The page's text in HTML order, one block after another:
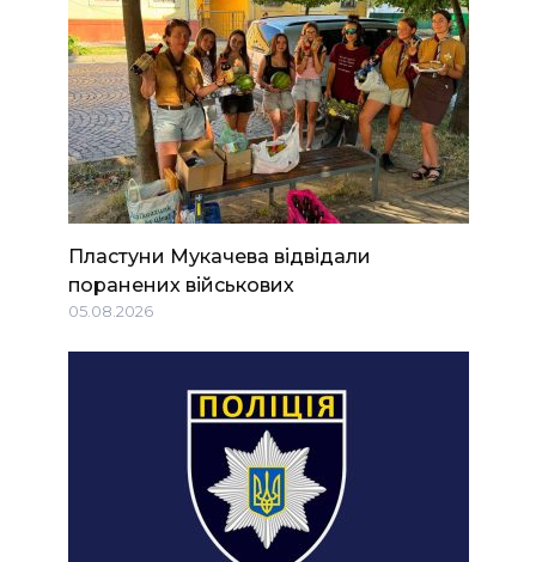
Пластуни Мукачева відвідали
поранених військових
05.08.2026